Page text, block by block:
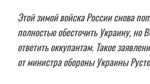
Этой зимой войска России снова
полностью обесточить Украину, но
ответить оккупантам. Такое
от министра обороны Украины